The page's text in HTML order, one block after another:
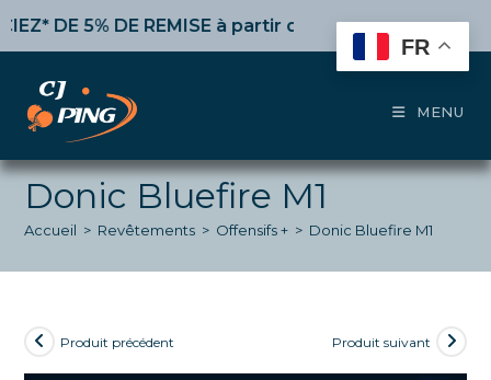
5% DE REMISEà partir de 50€ d’achat,10%dès
MENU
Donic Bluefire M1
Accueil > Revêtements > Offensifs + > Donic Bluefire M1
Produit précédent Produit suivant
FR